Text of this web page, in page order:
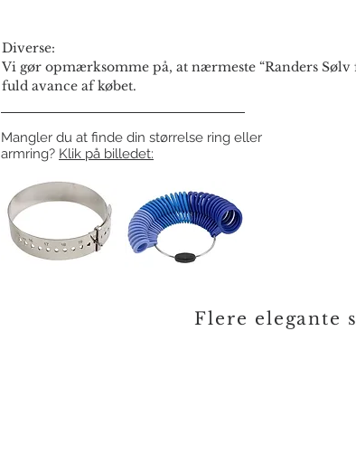
Diverse:
Vi gør opmærksomme på, at nærmeste “Randers
fuld avance af købet.
Mangler du at finde din størrelse ring eller
armring? Klik på billedet:
Flere elegante